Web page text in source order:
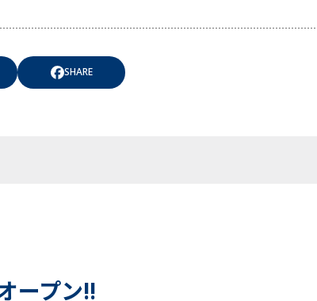
SHARE
ープン‼︎